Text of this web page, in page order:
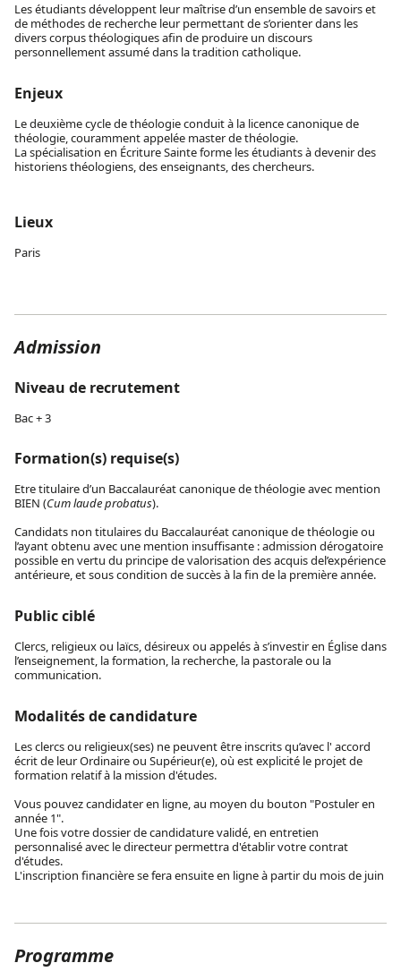
Les étudiants développent leur maîtrise d’un ensemble de savoirs et
de méthodes de recherche leur permettant de s’orienter dans les
divers corpus théologiques afin de produire un discours
personnellement assumé dans la tradition catholique.
Enjeux
Le deuxième cycle de théologie conduit à la licence canonique de
théologie, couramment appelée master de théologie.
La spécialisation en Écriture Sainte forme les étudiants à devenir des
historiens théologiens, des enseignants, des chercheurs.
Lieux
Paris
Admission
Niveau de recrutement
Bac + 3
Formation(s) requise(s)
Etre titulaire d’un Baccalauréat canonique de théologie avec mention
BIEN (Cum laude probatus).
Candidats non titulaires du Baccalauréat canonique de théologie ou
l’ayant obtenu avec une mention insuffisante : admission dérogatoire
possible en vertu du principe de valorisation des acquis del’expérience
antérieure, et sous condition de succès à la fin de la première année.
Public ciblé
Clercs, religieux ou laïcs, désireux ou appelés à s’investir en Église dans
l’enseignement, la formation, la recherche, la pastorale ou la
communication.
Modalités de candidature
Les clercs ou religieux(ses) ne peuvent être inscrits qu’avec l' accord
écrit de leur Ordinaire ou Supérieur(e), où est explicité le projet de
formation relatif à la mission d'études.
Vous pouvez candidater en ligne, au moyen du bouton "Postuler en
année 1".
Une fois votre dossier de candidature validé, en entretien
personnalisé avec le directeur permettra d'établir votre contrat
d'études.
L'inscription financière se fera ensuite en ligne à partir du mois de juin
Programme